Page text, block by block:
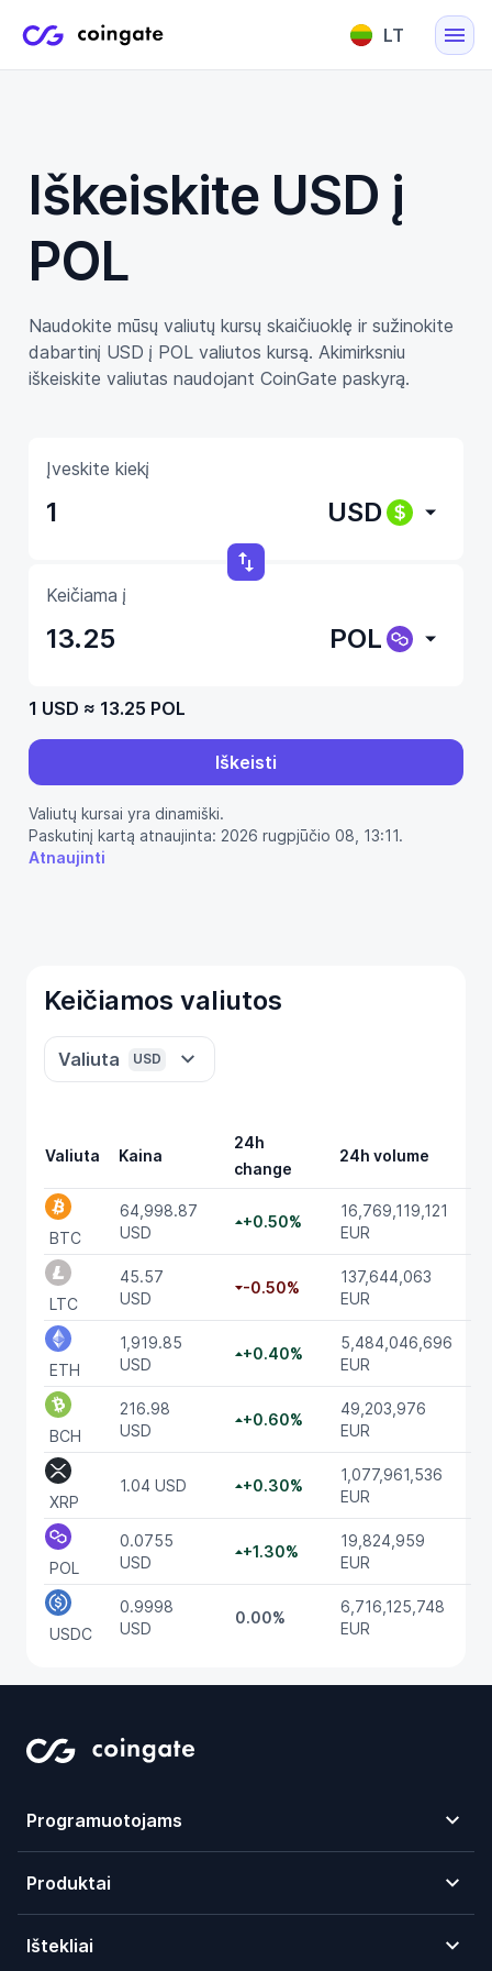
LT
Iškeiskite USD į
POL
Naudokite mūsų valiutų kursų skaičiuoklę ir sužinokite
dabartinį USD į POL valiutos kursą. Akimirksniu
iškeiskite valiutas naudojant CoinGate paskyrą.
Įveskite kiekį
USD
Keičiama į
POL
1 USD ≈ 13.25 POL
Iškeisti
Valiutų kursai yra dinamiški.
Paskutinį kartą atnaujinta: 2026 rugpjūčio 08, 13:11.
Atnaujinti
Keičiamos valiutos
Valiuta USD
Valiuta Kaina
24h
change
24h volume
BTC
64,998.87
USD
+0.50%
16,769,119,121
EUR
LTC
45.57
USD
-0.50%
137,644,063
EUR
ETH
1,919.85
USD
+0.40%
5,484,046,696
EUR
BCH
216.98
USD
+0.60%
49,203,976
EUR
XRP
1.04 USD +0.30%
1,077,961,536
EUR
POL
0.0755
USD
+1.30%
19,824,959
EUR
USDC
0.9998
USD
0.00%
6,716,125,748
EUR
Programuotojams
Produktai
Ištekliai